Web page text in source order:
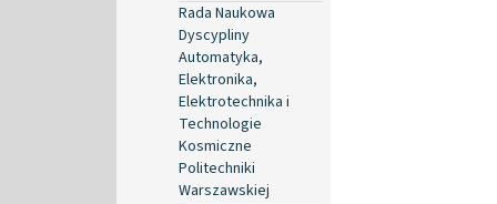
Rada Naukowa
Dyscypliny
Automatyka,
Elektronika,
Elektrotechnika i
Technologie
Kosmiczne
Politechniki
Warszawskiej